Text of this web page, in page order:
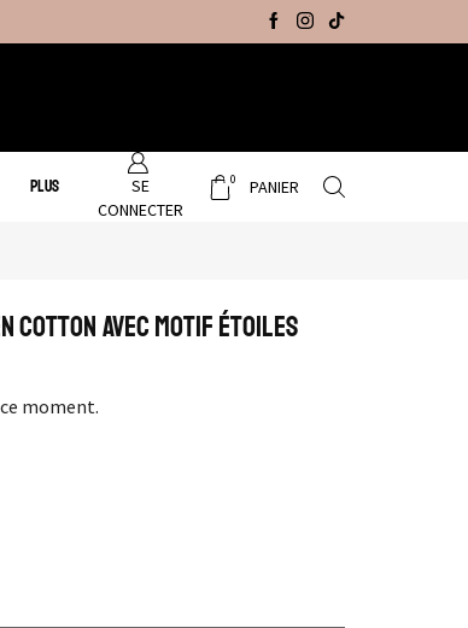
Promo Hiver : Livraison gratuite sur tous
PLUS
SE
CONNECTER
0 PANIER
cotton avec motif étoiles
moment.